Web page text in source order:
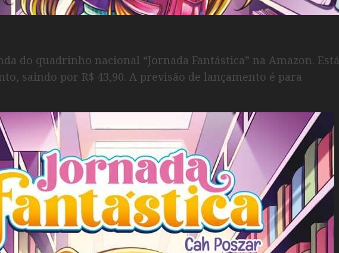
do quadrinho nacional “Jornada Fantástica” na Amazon. Está
saindo por R$ 43,90. A previsão de lançamento é para